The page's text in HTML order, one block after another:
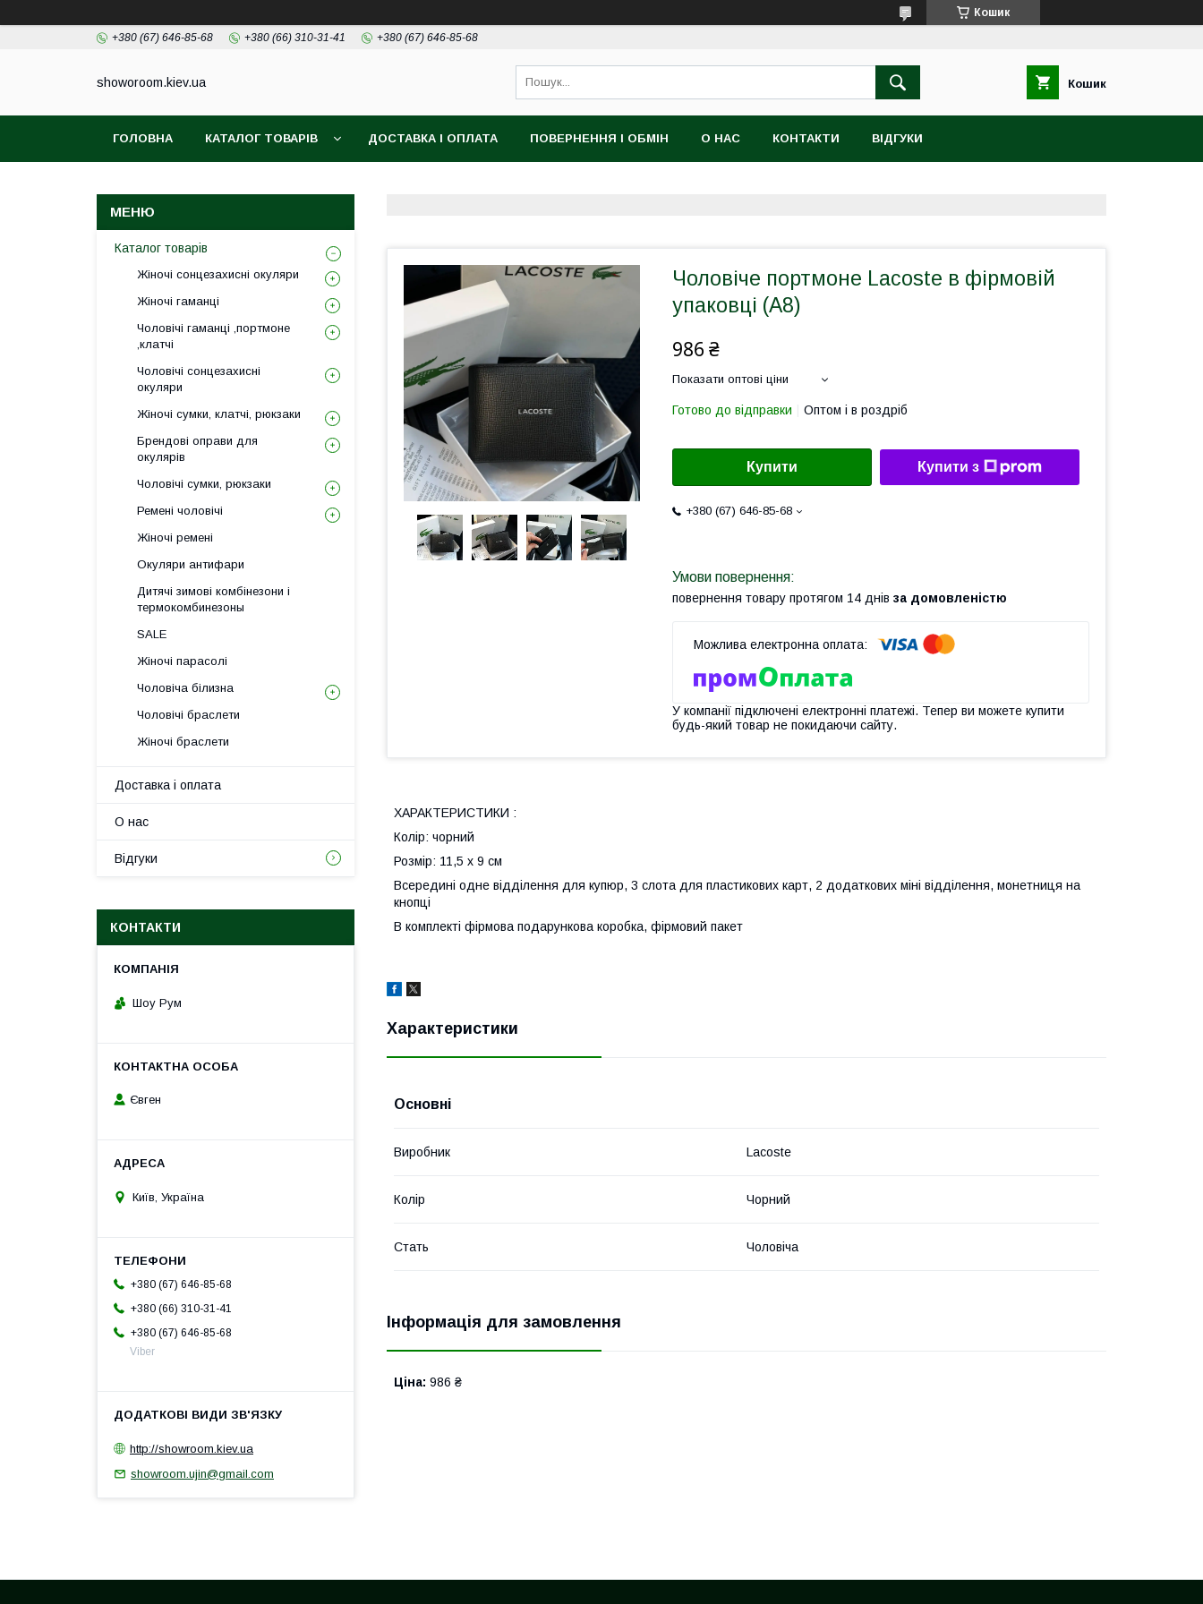
Кошик
+380 (67) 646-85-68 +380 (66) 310-31-41 +380 (67) 646-85-68
showoroom.kiev.ua Кошик
ГОЛОВНА КАТАЛОГ ТОВАРІВ ДОСТАВКА І ОПЛАТА ПОВЕРНЕННЯ І ОБМІН О НАС КОНТАКТИ ВІДГУКИ
Чоловіче портмоне Lacoste в фірмовій
упаковці (А8)
986 ₴
Показати оптові ціни
Готово до відправки Оптом і в роздріб
Купити Купити з
+380 (67) 646-85-68
повернення товару протягом 14 днів за домовленістю
У компанії підключені електронні платежі. Тепер ви можете купити
будь-який товар не покидаючи сайту.
ХАРАКТЕРИСТИКИ :
Колір: чорний
Розмір: 11,5 х 9 см
Всередині одне відділення для купюр, 3 слота для пластикових карт, 2 додаткових міні відділення, монетниця на
кнопці
В комплекті фірмова подарункова коробка, фірмовий пакет
Характеристики
Основні
Виробник Lacoste
Колір Чорний
Стать Чоловіча
Інформація для замовлення
Ціна: 986 ₴
Каталог товарів
Жіночі сонцезахисні окуляри
Жіночі гаманці
Чоловічі гаманці ,портмоне
,клатчі
Чоловічі сонцезахисні
окуляри
Жіночі сумки, клатчі, рюкзаки
Брендові оправи для
окулярів
Чоловічі сумки, рюкзаки
Ремені чоловічі
Жіночі ремені
Окуляри антифари
Дитячі зимові комбінезони і
термокомбинезоны
SALE
Жіночі парасолі
Чоловіча білизна
Чоловічі браслети
Жіночі браслети
Доставка і оплата
О нас
Відгуки
КОНТАКТИ
Шоу Рум
Євген
Київ, Україна
+380 (67) 646-85-68
+380 (66) 310-31-41
+380 (67) 646-85-68
Viber
http://showroom.kiev.ua
showroom.ujin@gmail.com